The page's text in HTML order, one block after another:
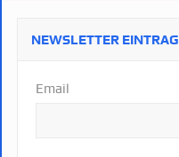
NEWSLETTER EINTRAG
Email